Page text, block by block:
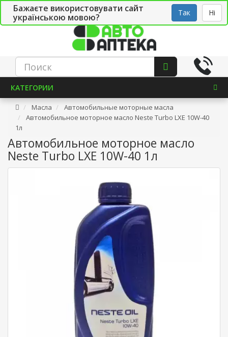
Бажаєте використовувати сайт
українською мовою?
Так Ні
СТО Укр
КАТЕГОРИИ
Масла
Автомобильные моторные масла
Автомобильное моторное масло Neste Turbo LXE 10W-40
1л
Автомобильное моторное масло
Neste Turbo LXE 10W-40 1л